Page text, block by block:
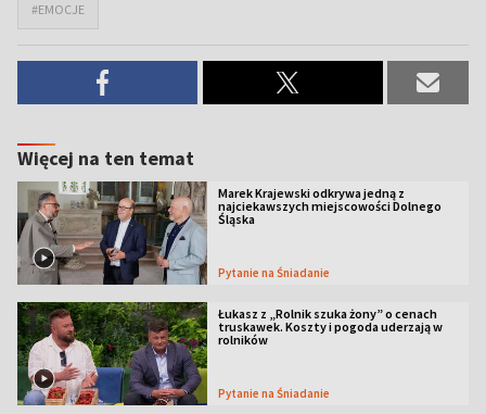
#EMOCJE
Więcej na ten temat
Marek Krajewski odkrywa jedną z
najciekawszych miejscowości Dolnego
Śląska
Pytanie na Śniadanie
Łukasz z „Rolnik szuka żony” o cenach
truskawek. Koszty i pogoda uderzają w
rolników
Pytanie na Śniadanie